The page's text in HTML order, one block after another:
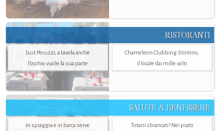
RISTORANTI
Just Peruzzi, a tavola anche
l’occhio vuole la sua parte
Chameleon Clubbing Stintino,
il locale dai mille volti
SALUTE & BENESSERE
In spiaggia e in barca serve
Totani sbiancati? Nei piatti